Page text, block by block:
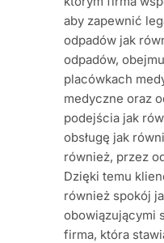
aby zapewnić
odpadów jak
odpadów,
placówkach
medyczne oraz
podejścia jak
obsługę jak
również, przez
Dzięki temu
również spokój
obowiązującymi
firma, która